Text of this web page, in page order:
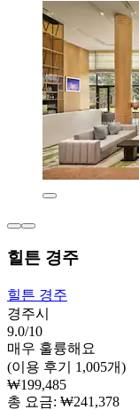
힐튼 경주
힐튼 경주
경주시
9.0/10
매우 훌륭해요
(이용 후기 1,005개)
₩199,485
총 요금: ₩241,378